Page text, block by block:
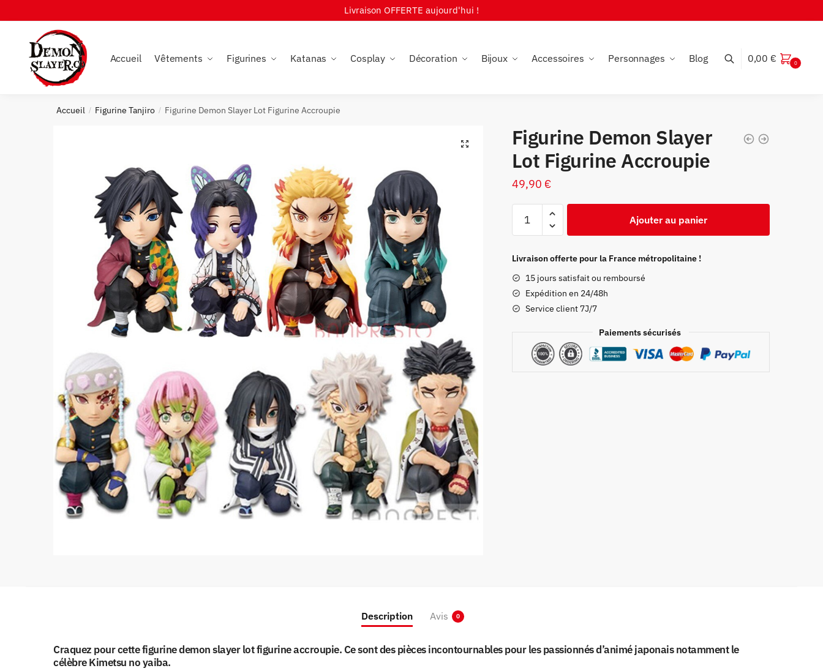
to
navigation
to
Livraison OFFERTE aujourd'hui !
Accueil Vêtements Figurines Katanas Cosplay Décoration Bijoux Accessoires Personnages Blog 0,00 € 0
Accueil / Figurine Tanjiro / Figurine Demon Slayer Lot Figurine Accroupie
🔍
Figurine Demon Slayer
Lot Figurine Accroupie
49,90 €
Demon
Slayer
Lot
Figurine
Ajouter au panier
Livraison offerte pour la France métropolitaine !
15 jours satisfait ou remboursé
Expédition en 24/48h
Service client 7J/7
Paiements sécurisés
Description Avis 0
Craquez pour cette figurine demon slayer lot figurine accroupie. Ce sont des pièces incontournables pour les passionnés d’animé japonais notamment le
célèbre Kimetsu no yaiba.